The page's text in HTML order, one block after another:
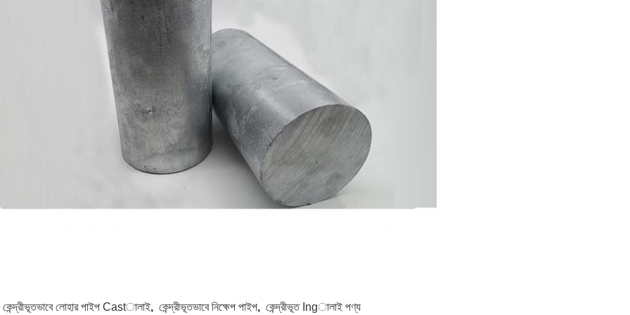
কেন্দ্রীভূতভাবে লোহার পাইপ Castালাই, কেন্দ্রীভূতভাবে নিক্ষেপ পাইপ, কেন্দ্রীভূত Ingালাই পণ্য